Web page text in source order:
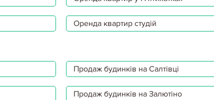
Оренда квартир студій
Продаж будинків на Салтівці
Продаж будинків на Залютіно